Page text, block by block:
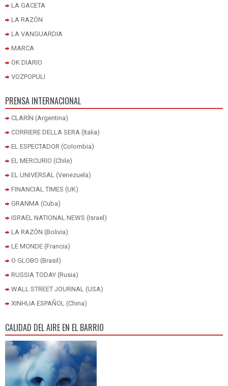
LA GACETA
LA RAZÓN
LA VANGUARDIA
MARCA
OK DIARIO
VOZPOPULI
PRENSA INTERNACIONAL
CLARÍN (Argentina)
CORRIERE DELLA SERA (Italia)
EL ESPECTADOR (Colombia)
EL MERCURIO (Chile)
EL UNIVERSAL (Venezuela)
FINANCIAL TIMES (UK)
GRANMA (Cuba)
ISRAEL NATIONAL NEWS (Israel)
LA RAZÓN (Bolivia)
LE MONDE (Francia)
O GLOBO (Brasil)
RUSSIA TODAY (Rusia)
WALL STREET JOURNAL (USA)
XINHUA ESPAÑOL (China)
CALIDAD DEL AIRE EN EL BARRIO